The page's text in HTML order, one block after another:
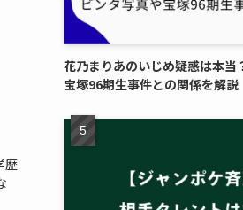
歴
花乃まりあのいじめ疑惑は本当
宝塚96期生事件との関係を解説